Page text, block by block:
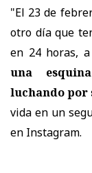
"El 23 de
otro día que
en 24 horas,
una
luchando por
vida en un
en Instagram.